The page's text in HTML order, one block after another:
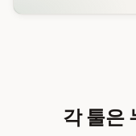
각 툴은